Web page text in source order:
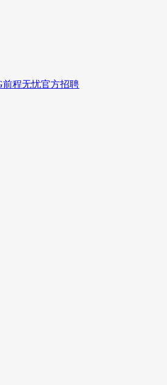
前程无忧官方招聘